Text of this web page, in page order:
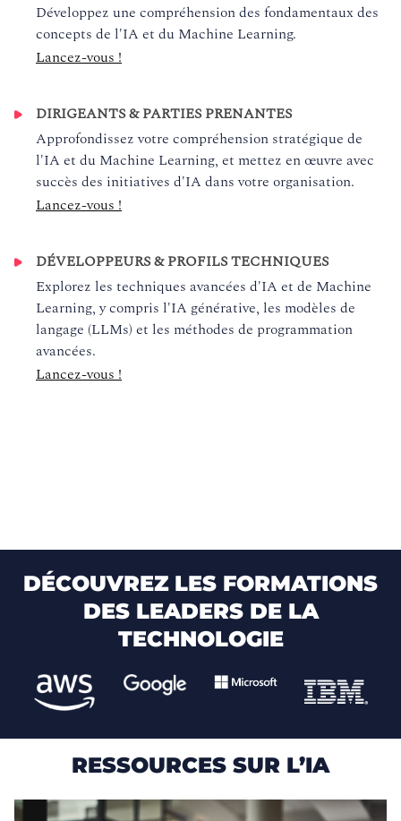
Développez une compréhension des fondamentaux des
concepts de l'IA et du Machine Learning.
Lancez-vous !
DIRIGEANTS & PARTIES PRENANTES
Approfondissez votre compréhension stratégique de
l'IA et du Machine Learning, et mettez en œuvre avec
succès des initiatives d'IA dans votre organisation.
Lancez-vous !
DÉVELOPPEURS & PROFILS TECHNIQUES
Explorez les techniques avancées d'IA et de Machine
Learning, y compris l'IA générative, les modèles de
langage (LLMs) et les méthodes de programmation
avancées.
Lancez-vous !
DÉCOUVREZ LES FORMATIONS
DES LEADERS DE LA
TECHNOLOGIE
RESSOURCES SUR L’IA